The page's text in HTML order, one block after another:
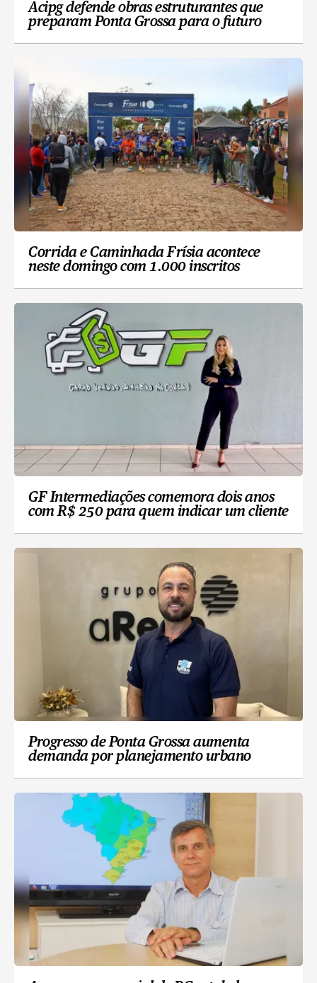
Acipg defende obras estruturantes que
preparam Ponta Grossa para o futuro
Corrida e Caminhada Frísia acontece
neste domingo com 1.000 inscritos
GF Intermediações comemora dois anos
com R$ 250 para quem indicar um cliente
Progresso de Ponta Grossa aumenta
demanda por planejamento urbano